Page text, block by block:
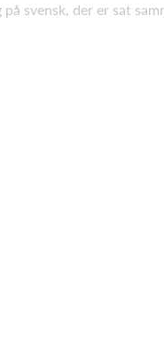
svensk, der er sat